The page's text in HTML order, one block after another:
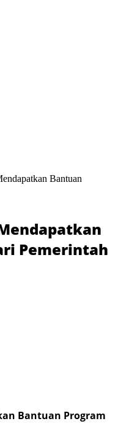
Bantuan
Pemerintah
Bantuan Program